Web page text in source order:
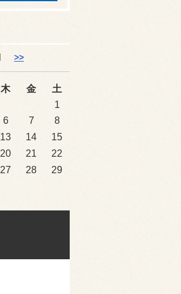
>>
木 金
土
1
6 7
8
13 14
15
20 21
22
27 28
29